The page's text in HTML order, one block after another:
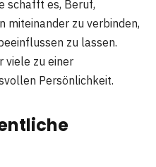
schafft es, Beruf,
miteinander zu verbinden,
zu lassen.
viele zu einer
Persönlichkeit.